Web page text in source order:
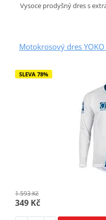
Vysoce prodyšný dres s
Motokrosový dres
SLEVA 78%
1 593 Kč
349 Kč